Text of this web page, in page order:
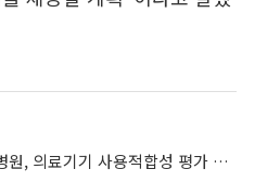
제이앤피메디·삼성서울병원, 의료기기 사용적합성 평가 협력 업무협약